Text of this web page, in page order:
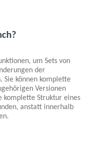
um Sets von
der
Sie können komplette
Versionen
komplette Struktur eines
anstatt innerhalb